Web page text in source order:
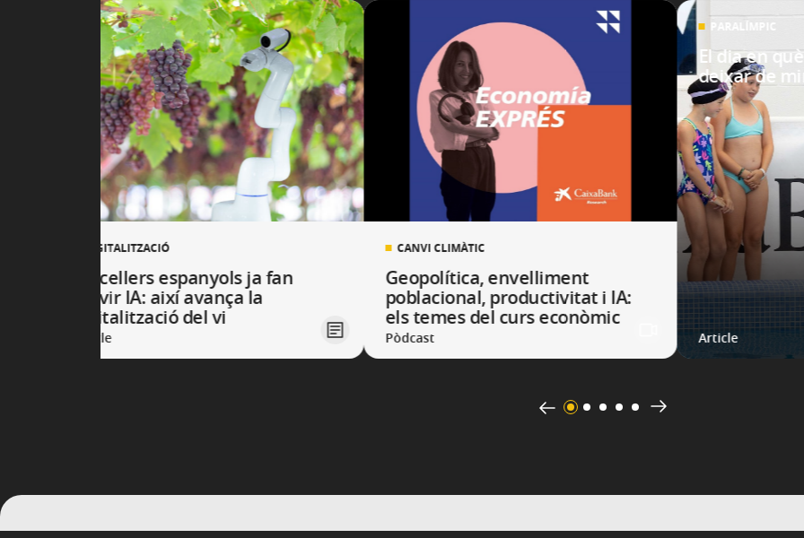
DIGITALITZACIÓ
Els cellers espanyols ja fan
servir IA: així avança la
digitalització del vi
Article
CANVI CLIMÀTIC
Geopolítica, envelliment
poblacional, productivitat i IA:
els temes del curs econòmic
Pòdcast
PARALÍMPIC
El dia en
deixar de
Article